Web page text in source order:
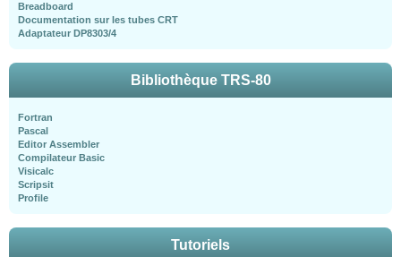
Breadboard
Documentation sur les tubes CRT
Adaptateur DP8303/4
Bibliothèque TRS-80
Fortran
Pascal
Editor Assembler
Compilateur Basic
Visicalc
Scripsit
Profile
Tutoriels